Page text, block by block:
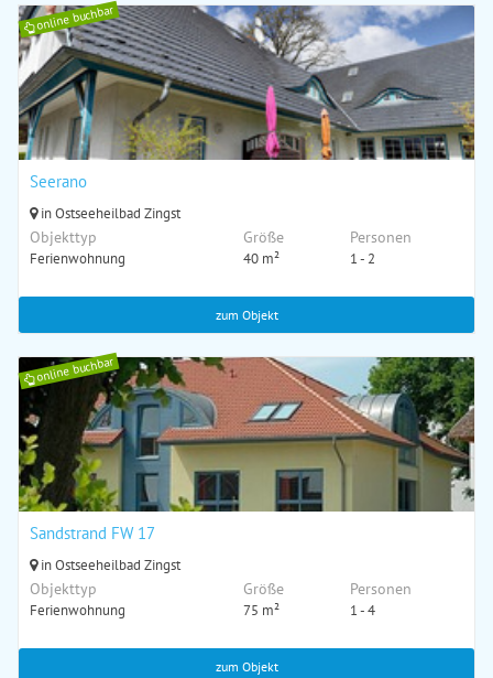
online buchbar
Seerano
in Ostseeheilbad Zingst
Objekttyp
Ferienwohnung
Größe
40 m²
Personen
1 - 2
zum Objekt
online buchbar
Sandstrand FW 17
in Ostseeheilbad Zingst
Objekttyp
Ferienwohnung
Größe
75 m²
Personen
1 - 4
zum Objekt